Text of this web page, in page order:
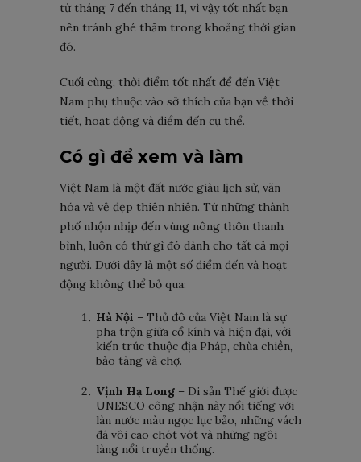
từ tháng 7 đến tháng 11, vì vậy tốt nhất bạn
nên tránh ghé thăm trong khoảng thời gian
đó.
Cuối cùng, thời điểm tốt nhất để đến Việt
Nam phụ thuộc vào sở thích của bạn về thời
tiết, hoạt động và điểm đến cụ thể.
Có gì để xem và làm
Việt Nam là một đất nước giàu lịch sử, văn
hóa và vẻ đẹp thiên nhiên. Từ những thành
phố nhộn nhịp đến vùng nông thôn thanh
bình, luôn có thứ gì đó dành cho tất cả mọi
người. Dưới đây là một số điểm đến và hoạt
động không thể bỏ qua:
Hà Nội – Thủ đô của Việt Nam là sự
pha trộn giữa cổ kính và hiện đại, với
kiến ​​trúc thuộc địa Pháp, chùa chiền,
bảo tàng và chợ.
Vịnh Hạ Long – Di sản Thế giới được
UNESCO công nhận này nổi tiếng với
làn nước màu ngọc lục bảo, những vách
đá vôi cao chót vót và những ngôi
làng nổi truyền thống.